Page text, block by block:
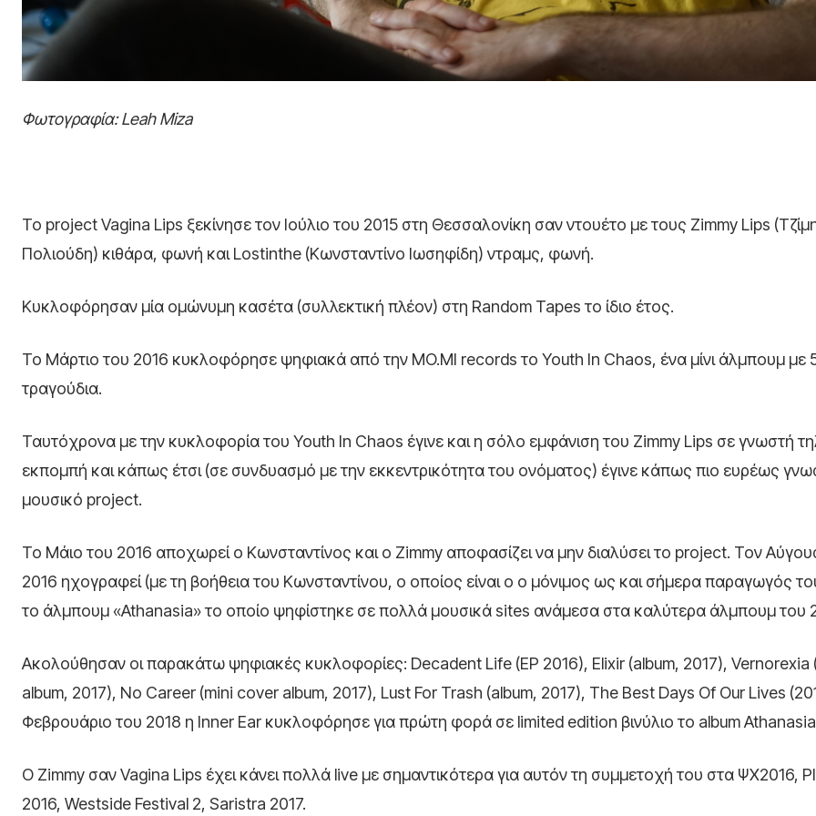
Φωτογραφία: Leah Miza
Το project Vagina Lips ξεκίνησε τον Ιούλιο του 2015 στη Θεσσαλονίκη σαν ντουέτο με τους Zimmy Lips
Πολιούδη) κιθάρα, φωνή και Lostinthe (Κωνσταντίνο Ιωσηφίδη) ντραμς, φωνή.
Κυκλοφόρησαν μία ομώνυμη κασέτα (συλλεκτική πλέον) στη Random Tapes το ίδιο έτος.
Το Μάρτιο του 2016 κυκλοφόρησε ψηφιακά από την MO.MI records το Youth In Chaos, ένα μίνι άλμπουμ με
τραγούδια.
Ταυτόχρονα με την κυκλοφορία του Youth In Chaos έγινε και η σόλο εμφάνιση του Zimmy Lips σε γνωστή
εκπομπή και κάπως έτσι (σε συνδυασμό με την εκκεντρικότητα του ονόματος) έγινε κάπως πιο ευρέως
μουσικό project.
Το Μάιο του 2016 αποχωρεί ο Κωνσταντίνος και ο Ζimmy αποφασίζει να μην διαλύσει το project. Τον
2016 ηχογραφεί (με τη βοήθεια του Κωνσταντίνου, ο οποίος είναι ο ο μόνιμος ως και σήμερα παραγωγός
το άλμπουμ «Athanasia» το οποίο ψηφίστηκε σε πολλά μουσικά sites ανάμεσα στα καλύτερα άλμπουμ του
Ακολούθησαν οι παρακάτω ψηφιακές κυκλοφορίες: Decadent Life (EP 2016), Elixir (album, 2017), Vernorexia
album, 2017), No Career (mini cover album, 2017), Lust For Trash (album, 2017), The Best Days Of Our Lives
Φεβρουάριο του 2018 η Inner Ear κυκλοφόρησε για πρώτη φορά σε limited edition βινύλιο το album
O Zimmy σαν Vagina Lips έχει κάνει πολλά live με σημαντικότερα για αυτόν τη συμμετοχή του στα ΨΧ2016,
2016, Westside Festival 2, Saristra 2017.